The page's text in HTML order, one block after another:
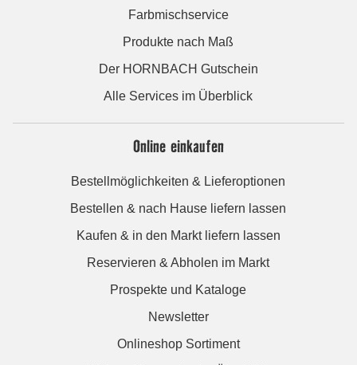
Farbmischservice
Produkte nach Maß
Der HORNBACH Gutschein
Alle Services im Überblick
Online einkaufen
Bestellmöglichkeiten & Lieferoptionen
Bestellen & nach Hause liefern lassen
Kaufen & in den Markt liefern lassen
Reservieren & Abholen im Markt
Prospekte und Kataloge
Newsletter
Onlineshop Sortiment